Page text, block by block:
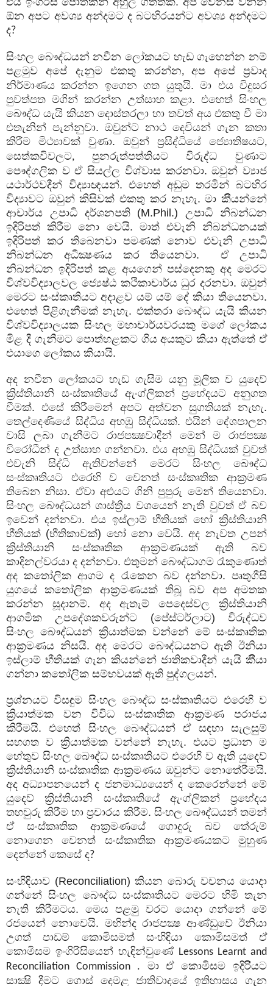
ඕන අපට අවශ්‍ය අන්දමට ද බටහිරයන්ට අවශ්‍ය අන්දමට
ද?
සිංහල බෞද්ධයන් නවීන ලෝකයට හැඩ ගැහෙන්න නම්
පළමුව අපේ දැනුම එකතු කරන්න,අප අපේ ප්‍රවාද
නිර්මාණය කරන්න ඉගෙන ගත යුතුයි. මා එය විදුසර
පුවත්පත මගින් කරන්න උත්සාහ කළා. එහෙත් සිංහල
බෞද්ධ යැයි කියන දොස්තරලා හා තවත් අය එකතු වී මා
එතැනින් පැන්නුවා. ඔවුන්ට නාථ දෙවියන් ගැන කතා
කිරීම මිථ්‍යාවක් වුණා. ඔවුන් ප්‍රසිද්ධියේ ජ්‍යොතිෂයට,
සෙත්කවිවලට, පුනරුත්පත්තියට විරුද්ධ වුණාට
පෞද්ගලික ව ඒ සියල්ල විශ්වාස කරනවා. ඔවුන් ව්‍යාජ
යථාර්ථවදීන් විද්‍යාඥයන්. එහෙත් අඩුම තරමින් බටහිර
විද්‍යාවට ඔවුන් කිසිවක් එකතු කර නැහැ. මා කීියන්නේ
ආචාර්ය උපාධි දර්ශනපති (M.Phil.) උපාධි නිබන්ධන
ඉදිරිපත් කිරීම නො වෙයි. මාත් එවැනි නිබන්ධනයක්
ඉදිරිපත් කර තිබෙනවා පමණක් නොව එවැනි උපාධි
නිබන්ධන අධීක්‍ෂණය කර තියෙනවා.
ඒ උපාධි
නිබන්ධන ඉදිරිපත් කළ අයගෙන් පස්දෙනකු අද මෙරට
විශ්වවිද්‍යාලවල ජ්‍යෙෂ්ඨ කථිකාචාර්ය ධුර දරනවා. ඔවුන්
මෙරට සංස්කෘතියට අදාළව යම් යම් දේ කියා තියෙනවා.
එහෙත් පිළිගැනීමක් නැහැ. එක්තරා බෞද්ධ යැයි කියන
විශ්වවිද්‍යාලයක සිංහල මහාචාර්යවරයකු මගේ ලෝකය
මිළ දී ගැනීමට පොත්හළකට ගිය අයකුට කියා ඇත්තේ ඒ
එයාගෙ ලෝකය කියායි.
අද නවීන ලෝකයට හැඩ ගැසීම යනු මූලික ව යුදෙව්
ක්‍රිස්තියානි සංස්කෘතියේ ඇංග්ලිකන් ප්‍රභේදයට අනුගත
වීමක්. එසේ කිරීමෙන් අපට අත්වන සුගතියක් නැහැ.
තෙල්දෙණියේ සිද්ධිය අහඹු සිද්ධියක්. එයින් දේශපාලන
වාසි ලබා ගැනීමට රාජපක්‍ෂවාදීන් මෙන් ම රාජපක්‍ෂ
විරෝධීන් ද උත්සාහ ගන්නවා. එය අහඹු සිද්ධියක් වුවත්
එවැනි සිද්ධි ඇතිවන්නේ මෙරට සිංහල බෞද්ධ
සංස්කෘතියට එරෙහි ව වෙනත් සංස්කෘතික ආක්‍රමණ
තිබෙන නිසා. ඒවා අළුයට ගිනි පුපුරු මෙන් තියෙනවා.
සිංහල බෞද්ධයන් ශාස්ත්‍රීය වශයෙන් නැති වුවත් ඒ බව
ඉවෙන් දන්නවා. එය ඉස්ලාම් භීතියක් හෝ ක්‍රිස්තියානි
භීතියක් (භීතිකාවක්) හෝ නො වෙයි. අද නැවත උපන්
ක්‍රිස්තියානි සංස්කෘතික ආක්‍රමණයක් ඇති බව
කාදිනල්වරයා ද දන්නවා. එතුමන් බෞද්ධාගම රැකුණොත්
අද කතෝලික ආගම ද රැකෙන බව දන්නවා. පෘතුගීසි
යුගයේ කතෝලික ආක්‍රමණයක් තිබූ බව අප අමතක
කරන්න සූදානම්. අද ඇතැම් පෙදෙස්වල ක්‍රිස්තියානි
ආගමික උපදේශකවරුන්ට (පේස්ටර්ලාට) විරුද්ධව
සිංහල බෞද්ධයන් ක්‍රියාත්මක වන්නේ මේ සංස්කෘතික
ආක්‍රමණය නිසයි. අද මෙරට බෞද්ධයනට ඇති ඊනියා
ඉස්ලාම් භීතියක් ගැන කියන්නේ ජාතිකවාදීන් යැයි කීියා
ගන්නා කතෝලික සම්භවයක් ඇති පුද්ගලයන්.
ප්‍රශ්නයට විසඳුම සිංහල බෞද්ධ සංස්කෘතියට එරෙහි ව
ක්‍රියාත්මක වන විවිධ සංස්කෘතික ආක්‍රමණ පරාජය
කිරීමයි. එහෙත් සිංහල බෞද්ධයන් ඒ සඳහා සැලසුම්
සහගත ව ක්‍රියාත්මක වන්නේ නැහැ. එයට ප්‍රධාන ම
හේතුව සිංහල බෞද්ධ සංස්කෘතියට එරෙහි ව ඇති යුදෙව්
ක්‍රිස්තියානි සංස්කෘතික ආක්‍රමණය ඔවුන්ට නොතේරීමයි.
අද අධ්‍යාපනයෙන් ද ජනමාධ්‍යයෙන් ද කෙරෙන්නේ මේ
යුදෙව් ක්‍රිස්තියානි සංස්කෘතියේ ඇංග්ලිකන් ප්‍රභේදය
තහවුරු කිරීම හා ප්‍රචාරය කිරීම. සිංහල බෞද්ධයන් තමන්
ඒ සංස්කෘතික ආක්‍රමණයේ ගොදුරු බව තේරුම්
නොගෙන වෙනත් සංස්කෘතික ආක්‍රමණයකට මුහුණ
දෙන්නේ කෙසේ ද?
සංහිඳියාව (Reconciliation) කියන බොරු වචනය යොදා
ගන්නේ සිංහල බෞද්ධ සංස්කෘතියට මෙරට හිමි තැන
නැති කිරීමටය. මෙය පළමු වරට යොදා ගන්නේ මේ
රජයෙන් නොවෙයි. මහින්ද රාජපක්‍ෂ ආණ්ඩුවේ ඊනියා
උගත් පාඩම් කොමිසමත් සංහිඳියා කොමිසමත් ඒ
කොමිසම ඉංගිරිසියෙන් හැඳින්වුණේ Lessons Learnt and
Reconciliation Commission . මා ඒ කොමිසම ඉදිරිියට
සාක්‍ෂි දීමට ගොස් දෙමළ ජාතිවාදයේ ඉතිහාසය ගැන